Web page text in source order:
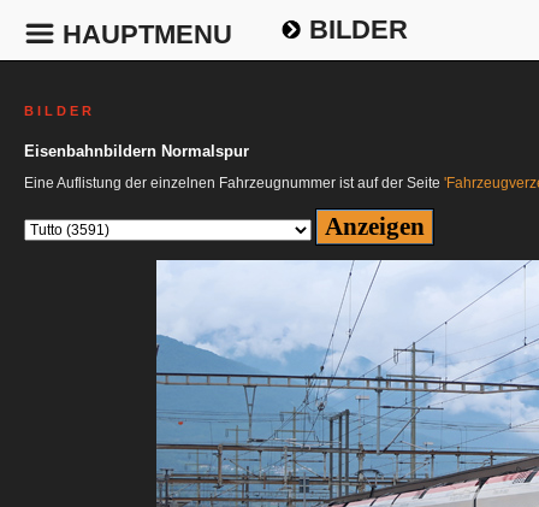
HAUPTMENU BILDER
B I L D E R
Eisenbahnbildern Normalspur
Eine Auflistung der einzelnen Fahrzeugnummer ist auf der Seite